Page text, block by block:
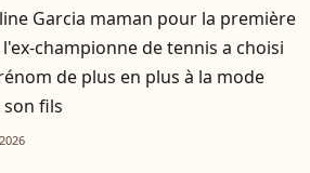
Garcia maman pour la première
championne de tennis a choisi
de plus en plus à la mode
fils